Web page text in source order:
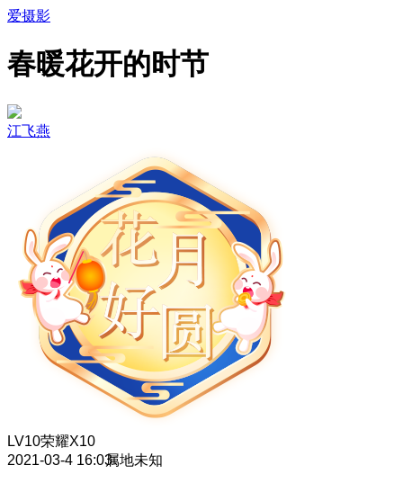
爱摄影
春暖花开的时节
江飞燕
LV10荣耀X10
2021-03-4 16:03属地未知